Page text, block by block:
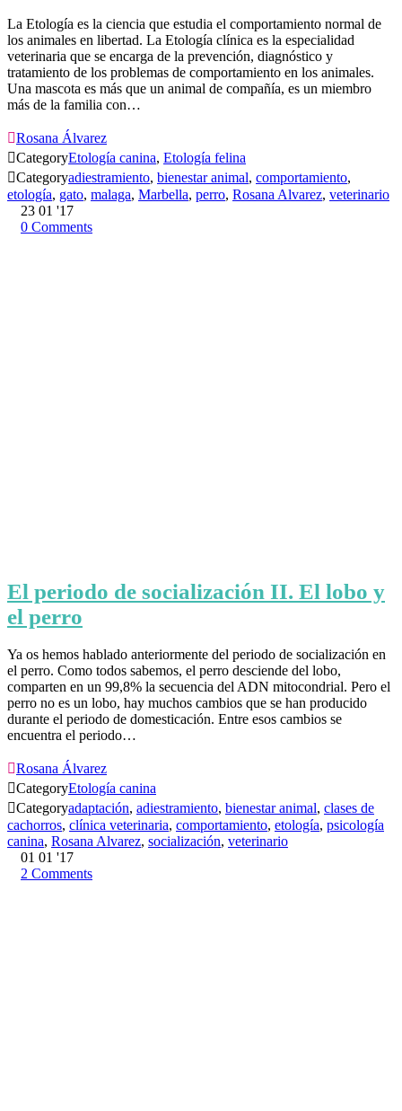
La Etología es la ciencia que estudia el comportamiento normal de
los animales en libertad. La Etología clínica es la especialidad
veterinaria que se encarga de la prevención, diagnóstico y
tratamiento de los problemas de comportamiento en los animales.
Una mascota es más que un animal de compañía, es un miembro
más de la familia con…
Rosana Álvarez
CategoryEtología canina, Etología felina
Categoryadiestramiento, bienestar animal, comportamiento,
etología, gato, malaga, Marbella, perro, Rosana Alvarez, veterinario
23 01 '17
0 Comments
El periodo de socialización II. El lobo y
el perro
Ya os hemos hablado anteriormente del periodo de socialización en
el perro. Como todos sabemos, el perro desciende del lobo,
comparten en un 99,8% la secuencia del ADN mitocondrial. Pero el
perro no es un lobo, hay muchos cambios que se han producido
durante el periodo de domesticación. Entre esos cambios se
encuentra el periodo…
Rosana Álvarez
CategoryEtología canina
Categoryadaptación, adiestramiento, bienestar animal, clases de
cachorros, clínica veterinaria, comportamiento, etología, psicología
canina, Rosana Alvarez, socialización, veterinario
01 01 '17
2 Comments